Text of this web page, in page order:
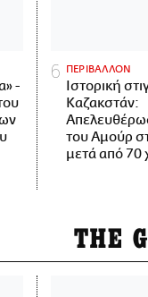
-
ΠΕΡΙΒΑΛΛΟΝ
Ιστορική
Καζακστάν:
του Αμούρ
μετά από 70
THE